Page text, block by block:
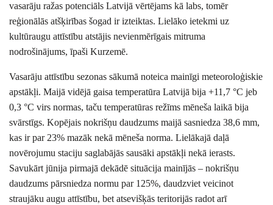
vasarāju ražas potenciāls Latvijā vērtējams kā labs, tomēr
reģionālās atšķirības šogad ir izteiktas. Lielāko ietekmi uz
kultūraugu attīstību atstājis nevienmērīgais mitruma
nodrošinājums, īpaši Kurzemē.
Vasarāju attīstību sezonas sākumā noteica mainīgi meteoroloģiskie
apstākļi. Maijā vidējā gaisa temperatūra Latvijā bija +11,7 °C jeb
0,3 °C virs normas, taču temperatūras režīms mēneša laikā bija
svārstīgs. Kopējais nokrišņu daudzums maijā sasniedza 38,6 mm,
kas ir par 23% mazāk nekā mēneša norma. Lielākajā daļā
novērojumu staciju saglabājās sausāki apstākļi nekā ierasts.
Savukārt jūnija pirmajā dekādē situācija mainījās – nokrišņu
daudzums pārsniedza normu par 125%, daudzviet veicinot
straujāku augu attīstību, bet atsevišķās teritorijās radot arī